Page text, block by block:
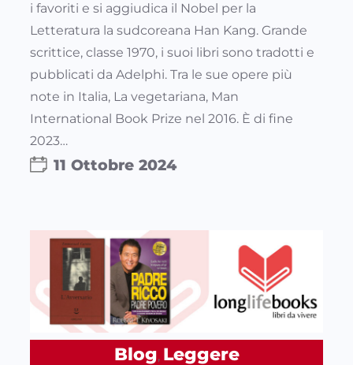
i favoriti e si aggiudica il Nobel per la
Letteratura la sudcoreana Han Kang. Grande
scrittice, classe 1970, i suoi libri sono tradotti e
pubblicati da Adelphi. Tra le sue opere più
note in Italia, La vegetariana, Man
International Book Prize nel 2016. È di fine
2023…
11 Ottobre 2024
Blog, Leggere